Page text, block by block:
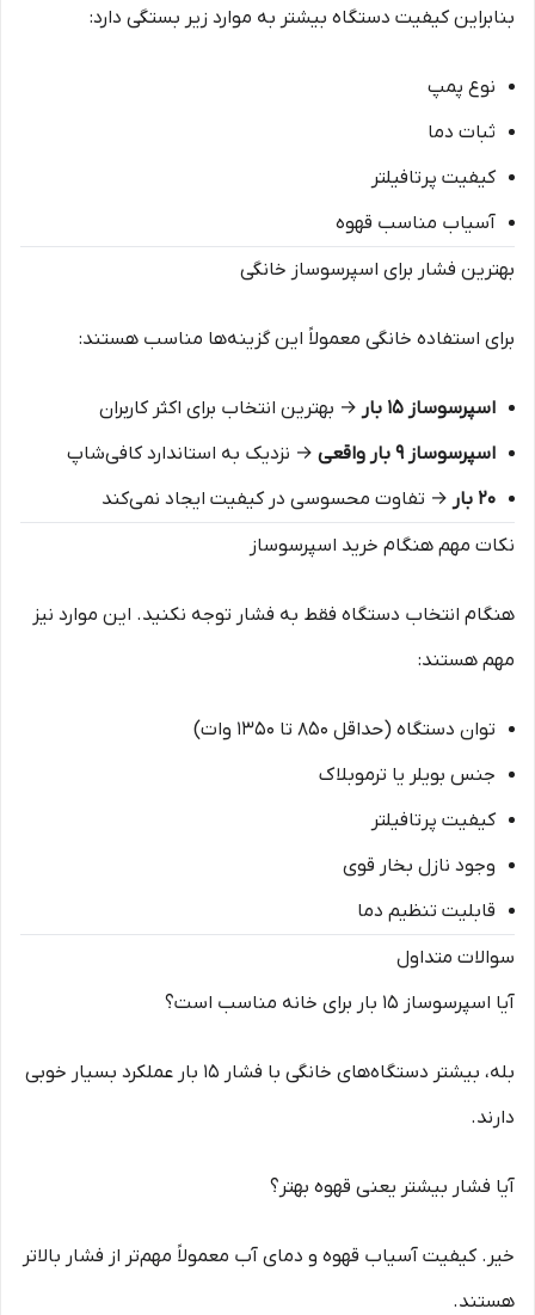
بنابراین کیفیت دستگاه بیشتر به موارد زیر بستگی دارد:
نوع پمپ
ثبات دما
کیفیت پرتافیلتر
آسیاب مناسب قهوه
بهترین فشار برای اسپرسوساز خانگی
برای استفاده خانگی معمولاً این گزینه‌ها مناسب هستند:
اسپرسوساز ۱۵ بار
→ بهترین انتخاب برای اکثر کاربران
اسپرسوساز ۹ بار واقعی
→ نزدیک به استاندارد کافی‌شاپ
۲۰ بار
→ تفاوت محسوسی در کیفیت ایجاد نمی‌کند
نکات مهم هنگام خرید اسپرسوساز
هنگام انتخاب دستگاه فقط به فشار توجه نکنید. این موارد نیز
مهم هستند:
توان دستگاه (حداقل ۸۵۰ تا ۱۳۵۰ وات)
جنس بویلر یا ترموبلاک
کیفیت پرتافیلتر
وجود نازل بخار قوی
قابلیت تنظیم دما
سوالات متداول
آیا اسپرسوساز ۱۵ بار برای خانه مناسب است؟
بله، بیشتر دستگاه‌های خانگی با فشار ۱۵ بار عملکرد بسیار خوبی
دارند.
آیا فشار بیشتر یعنی قهوه بهتر؟
خیر. کیفیت آسیاب قهوه و دمای آب معمولاً مهم‌تر از فشار بالاتر
هستند.